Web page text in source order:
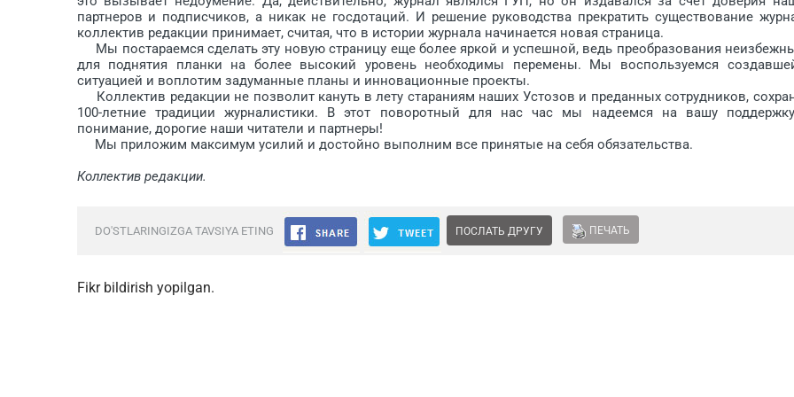
партнеров и подписчиков, а никак не госдотаций. И решение руководства прекратить существование
коллектив редакции принимает, считая, что в истории журнала начинается новая страница.
Мы постараемся сделать эту новую страницу еще более яркой и успешной, ведь преобразования
для поднятия планки на более высокий уровень необходимы перемены. Мы воспользуемся
ситуацией и воплотим задуманные планы и инновационные проекты.
Коллектив редакции не позволит кануть в лету стараниям наших Устозов и преданных сотрудников,
100-летние традиции журналистики. В этот поворотный для нас час мы надеемся на вашу
понимание, дорогие наши читатели и партнеры!
Мы приложим максимум усилий и достойно выполним все принятые на себя обязательства.
Коллектив редакции.
DO'STLARINGIZGA TAVSIYA ETING ПОСЛАТЬ ДРУГУ ПЕЧАТЬ
Fikr bildirish yopilgan.